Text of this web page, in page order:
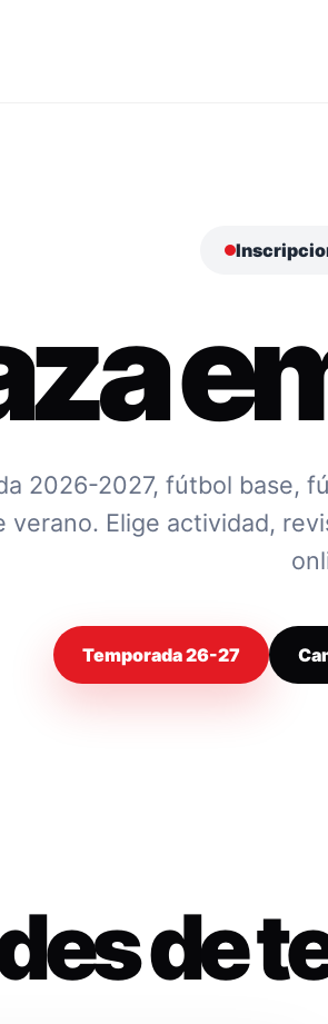
2026-2027, fútbol base,
verano. Elige actividad,
Temporada 26-27
de